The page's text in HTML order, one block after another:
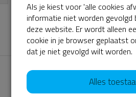
D
€ 3.781
Demi Van Der Haas
Piepermania4MS
€ 3.155
MS Centrum Amsterdam
Dr. Bernard Uitdehaag
Als je kiest voor 'alle cookies
informatie niet worden gevolgd
deze website. Er wordt alleen
cookie in je browser geplaatst
dat je niet gevolgd wilt worden.
Alles